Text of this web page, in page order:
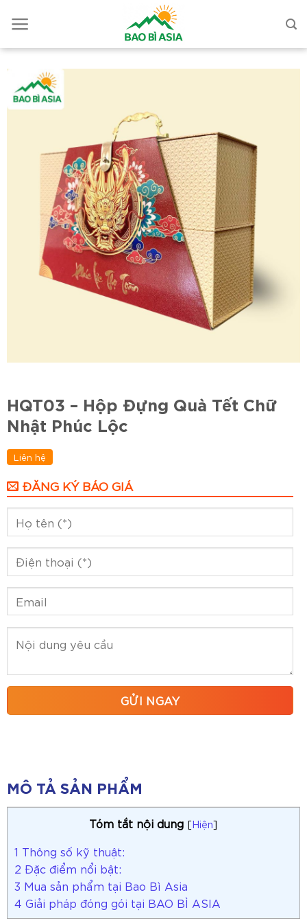
HQT03 – Hộp Đựng Quà Tết Chữ
Nhật Phúc Lộc
Liên hệ
ĐĂNG KÝ BÁO GIÁ
MÔ TẢ SẢN PHẨM
Tóm tắt nội dung [Hiện]
1 Thông số kỹ thuật:
2 Đặc điểm nổi bật:
3 Mua sản phẩm tại Bao Bì Asia
4 Giải pháp đóng gói tại BAO BÌ ASIA